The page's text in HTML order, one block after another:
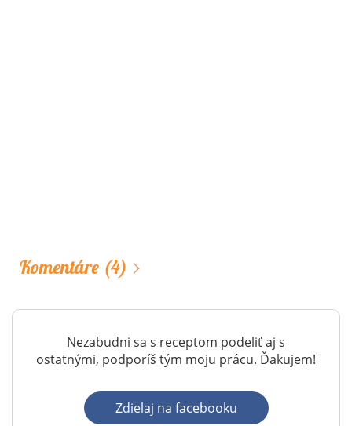
Komentáre (4)
Nezabudni sa s receptom podeliť aj s
ostatnými, podporíš tým moju prácu. Ďakujem!
Zdielaj na facebooku